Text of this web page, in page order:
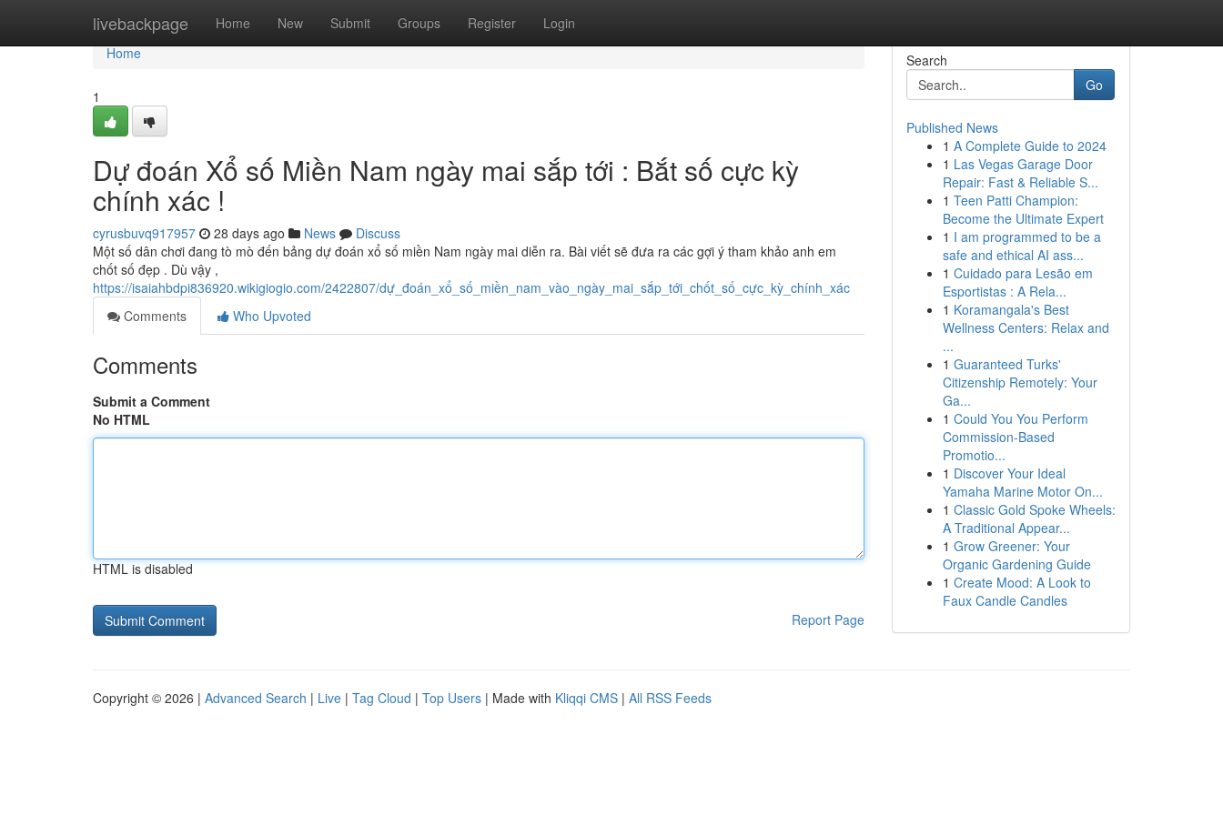
livebackpage Home New Submit Groups Register Login
Home
Home
1
Dự đoán Xổ số Miền Nam ngày mai sắp tới : Bắt số cực kỳ
chính xác !
cyrusbuvq917957 28 days ago News
Discuss
Một số dân chơi đang tò mò đến bảng dự đoán xổ số miền Nam ngày mai diễn ra. Bài viết sẽ đưa ra các gợi ý tham khảo anh em
chốt số đẹp . Dù vậy ,
https://isaiahbdpi836920.wikigiogio.com/2422807/dự_đoán_xổ_số_miền_nam_vào_ngày_mai_sắp_tới_chốt_số_cực_kỳ_chính_xác
Comments
Who Upvoted
Comments
Submit a Comment
No HTML
HTML is disabled
Report Page
Search
Go
Published News
1 A Complete Guide to 2024
1 Las Vegas Garage Door
Repair: Fast & Reliable S...
1 Teen Patti Champion:
Become the Ultimate Expert
1 I am programmed to be a
safe and ethical AI ass...
1 Cuidado para Lesão em
Esportistas : A Rela...
1 Koramangala's Best
Wellness Centers: Relax and
...
1 Guaranteed Turks'
Citizenship Remotely: Your
Ga...
1 Could You You Perform
Commission-Based
Promotio...
1 Discover Your Ideal
Yamaha Marine Motor On...
1 Classic Gold Spoke Wheels:
A Traditional Appear...
1 Grow Greener: Your
Organic Gardening Guide
1 Create Mood: A Look to
Faux Candle Candles
Copyright © 2026 | Advanced Search | Live | Tag Cloud | Top Users | Made with Kliqqi CMS | All RSS Feeds